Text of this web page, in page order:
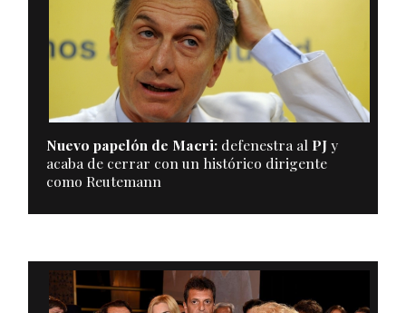
Nuevo papelón de Macri:defenestra al PJy
acaba de cerrar con un histórico dirigente
como Reutemann